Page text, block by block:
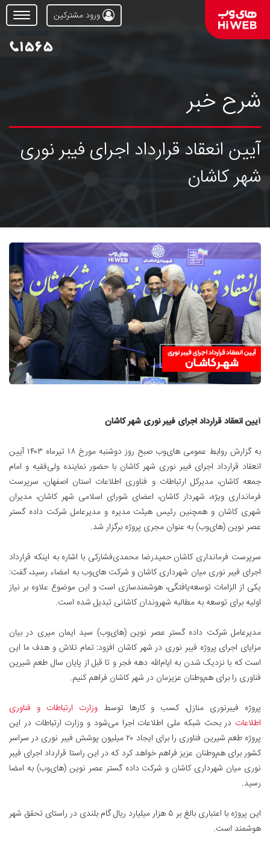
Open
Menu
ورود مشترکین
شرح خبر
آیین انعقاد قرارداد اجرای فیبر نوری
شهر کاشان
آیین انعقاد قرارداد اجرای فیبر نوری شهر کاشان
به گزارش روابط عمومی های‌وب صبح روز دوشنبه مورخ ۱۸ تیرماه ۱۴۰۳ آیین
انعقاد قرارداد اجرای فیبر نوری شهر کاشان با حضور نماینده ولی‌‎فقیه و امام
جمعه کاشان، مدیرکل ارتباطات و فناوری اطلاعات استان اصفهان، سرپرست
فرمانداری ویژه، شهردار کاشان، اعضای شورای اسلامی شهر کاشان، مدیران
شهری کاشان و همچنین رئیس هیئت مدیره و مدیرعامل شرکت داده گستر
عصر نوین (های‌وب) به عنوان مجری پروژه برگزار شد.
سرپرست فرمانداری کاشان حمیدرضا محمدی‌فشارکی با اشاره به اینکه قرارداد
اجرای فیبر نوری میان شهرداری کاشان و شرکت های‌وب به امضاء رسید، گفت:
یکی از الزامات توسعه‌یافتگی، هوشمندسازی است و این موضوع علاوه بر نیاز
اولیه برای توسعه به مطالبه شهروندان کاشانی تبدیل شده است.
مدیرعامل شرکت داده گستر عصر نوین (های‌وب) سید ایمان میری در بیان
مزایای اجرای پروژه فیبر نوری در شهر کاشان افزود: تمام تلاش و هدف ما این
است که با نزدیک شدن به ایام‌الله دهه فجر و تا قبل از پایان سال طعم شیرین
فناوری را برای هم‌وطنان عزیزمان در شهر کاشان فراهم کنیم.
پروژه فیبرنوری منازل، کسب‌ و کارها توسطوزارت ارتباطات و فناوری
اطلاعات در بحث شبکه ملی اطلاعات اجرا می‌شود و وزارت ارتباطات در این
پروژه طعم شیرین فناوری را برای ایجاد ۲۰ میلیون پوشش فیبر نوری در سراسر
کشور برای هم‌وطنان عزیز فراهم خواهد کرد که در این راستا قرارداد اجرای فیبر
نوری میان شهرداری کاشان و شرکت داده گستر عصر نوین (های‌وب) به امضا
رسید.
این پروژه با اعتباری بالغ بر ۵ هزار میلیارد ریال گام بلندی در راستای تحقق شهر
هوشمند است.